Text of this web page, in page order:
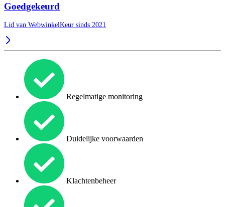
Goedgekeurd
Lid van WebwinkelKeur sinds 2021
Regelmatige monitoring
Duidelijke voorwaarden
Klachtenbeheer